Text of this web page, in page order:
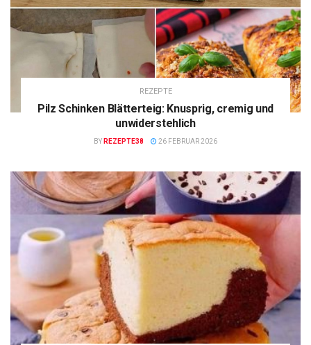
REZEPTE
Pilz Schinken Blätterteig: Knusprig, cremig und
unwiderstehlich
BY REZEPTE38 26 FEBRUAR 2026